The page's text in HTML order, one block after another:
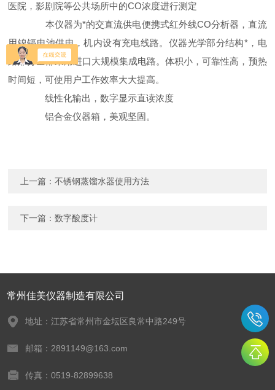
医院，影剧院等公共场所中的CO浓度进行测定
本仪器为*的交直流供电便携式红外线CO分析器，直流
用镍镉电池供电，机内设有充电线路。仪器光学部分结构*，电
路部分全部采用进口大规模集成电路。体积小，可靠性高，预热
时间短，可使用户工作效率大大提高。
线性化输出，数字显示直读浓度
铝合金仪器箱，美观坚固。
上一篇：不锈钢蒸馏水器使用方法
下一篇：数字酸度计
常州佳美仪器制造有限公司
地址：江苏省常州市金坛区良常中路249号
邮箱：2891149@163.com
传真：0519-82899638